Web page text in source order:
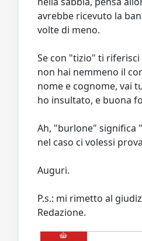
avrebbe ricevuto la
volte di meno.
Se con "tizio" ti riferisci
non hai nemmeno il
nome e cognome, vai
ho insultato, e buona
Ah, "burlone" significa
nel caso ci volessi
Auguri.
P.s.: mi rimetto al
Redazione.